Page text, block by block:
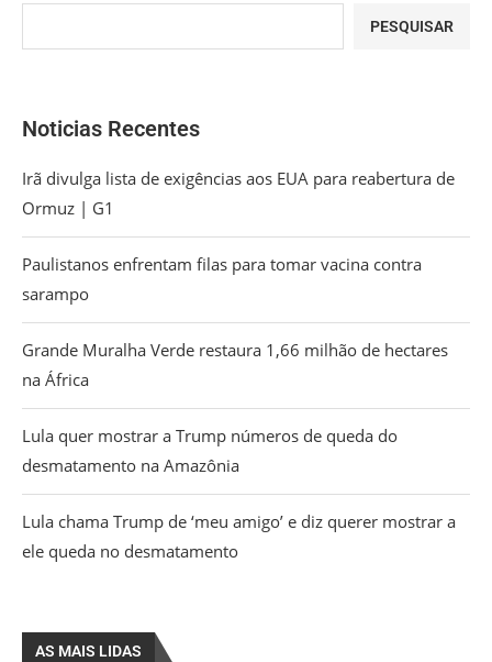
PESQUISAR
Noticias Recentes
Irã divulga lista de exigências aos EUA para reabertura de
Ormuz | G1
Paulistanos enfrentam filas para tomar vacina contra
sarampo
Grande Muralha Verde restaura 1,66 milhão de hectares
na África
Lula quer mostrar a Trump números de queda do
desmatamento na Amazônia
Lula chama Trump de ‘meu amigo’ e diz querer mostrar a
ele queda no desmatamento
AS MAIS LIDAS